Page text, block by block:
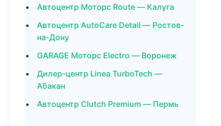
Автоцентр Моторс Route — Калуга
Автоцентр AutoCare Detail — Ростов-
на-Дону
GARAGE Моторс Electro — Воронеж
Дилер-центр Linea TurboTech —
Абакан
Автоцентр Clutch Premium — Пермь